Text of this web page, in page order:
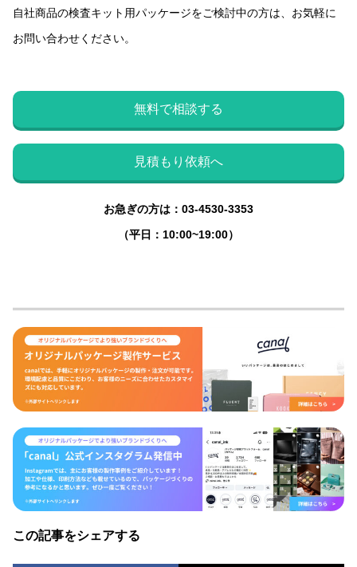
自社商品の検査キット用パッケージをご検討中の方は、お気軽に
お問い合わせください。
無料で相談する
見積もり依頼へ
お急ぎの方は：03-4530-3353
（平日：10:00~19:00）
この記事をシェアする